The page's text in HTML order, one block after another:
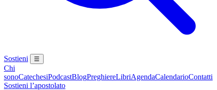
Sostieni ☰
Chi
sonoCatechesiPodcastBlogPreghiereLibriAgendaCalendarioContatti
Sostieni l’apostolato